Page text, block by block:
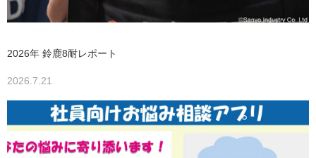
2026年 鈴鹿8耐レポート
2026.7.21